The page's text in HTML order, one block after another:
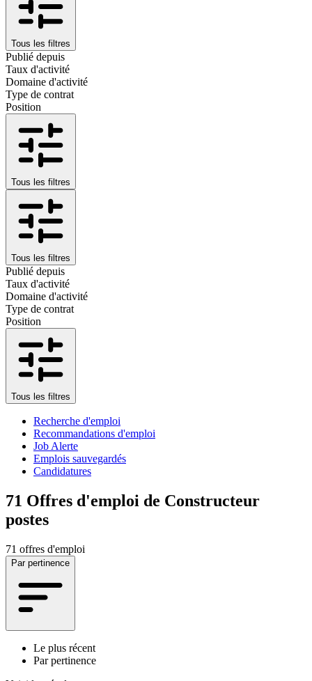
Tous les filtres
Publié depuis
Taux d'activité
Domaine d'activité
Type de contrat
Position
Tous les filtres
Tous les filtres
Publié depuis
Taux d'activité
Domaine d'activité
Type de contrat
Position
Tous les filtres
Recherche d'emploi
Recommandations d'emploi
Job Alerte
Emplois sauvegardés
Candidatures
71 Offres d'emploi de Constructeur
postes
71 offres d'emploi
Par pertinence
Le plus récent
Par pertinence